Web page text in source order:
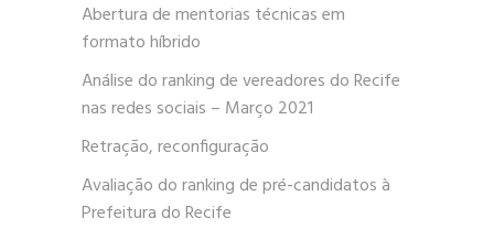
Abertura de mentorias técnicas em
formato híbrido
Análise do ranking de vereadores do Recife
nas redes sociais – Março 2021
Retração, reconfiguração
Avaliação do ranking de pré-candidatos à
Prefeitura do Recife